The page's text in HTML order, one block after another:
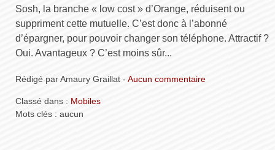
Sosh, la branche « low cost » d’Orange, réduisent ou
suppriment cette mutuelle. C’est donc à l’abonné
d’épargner, pour pouvoir changer son téléphone. Attractif ?
Oui. Avantageux ? C’est moins sûr...
Rédigé par Amaury Graillat - Aucun commentaire
Classé dans : Mobiles
Mots clés : aucun